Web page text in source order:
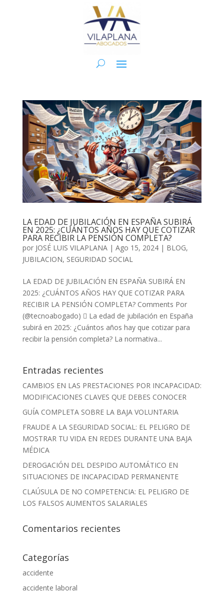
LA EDAD DE JUBILACIÓN EN ESPAÑA SUBIRÁ
EN 2025: ¿CUÁNTOS AÑOS HAY QUE COTIZAR
PARA RECIBIR LA PENSIÓN COMPLETA?
por JOSÉ LUIS VILAPLANA| Ago 15, 2024| BLOG,
JUBILACION, SEGURIDAD SOCIAL
LA EDAD DE JUBILACIÓN EN ESPAÑA SUBIRÁ EN
2025: ¿CUÁNTOS AÑOS HAY QUE COTIZAR PARA
RECIBIR LA PENSIÓN COMPLETA? Comments Por
(@tecnoabogado)  La edad de jubilación en España
subirá en 2025: ¿Cuántos años hay que cotizar para
recibir la pensión completa? La normativa...
Entradas recientes
CAMBIOS EN LAS PRESTACIONES POR INCAPACIDAD:
MODIFICACIONES CLAVES QUE DEBES CONOCER
GUÍA COMPLETA SOBRE LA BAJA VOLUNTARIA
FRAUDE A LA SEGURIDAD SOCIAL: EL PELIGRO DE
MOSTRAR TU VIDA EN REDES DURANTE UNA BAJA
MÉDICA
DEROGACIÓN DEL DESPIDO AUTOMÁTICO EN
SITUACIONES DE INCAPACIDAD PERMANENTE
CLAÚSULA DE NO COMPETENCIA: EL PELIGRO DE
LOS FALSOS AUMENTOS SALARIALES
Comentarios recientes
Categorías
accidente
accidente laboral